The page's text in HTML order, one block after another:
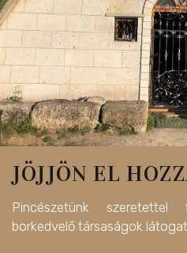
JÖJJÖN EL
Pincészetünk szeretettel
borkedvelő társaságok